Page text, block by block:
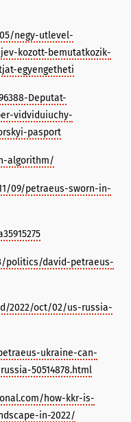
negy-utlevel-
kozott-bemutatkozik-
egyengetheti
Deputat-
vidviduiuchy-
pasport
algorithm/
09/petraeus-sworn-in-
politics/david-petraeus-
2022/oct/02/us-russia-
ukraine-can-
50514878.html
how-kkr-is-
in-2022/